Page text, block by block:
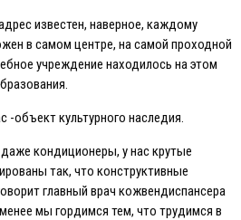
известен, наверное, каждому
в самом центре, на самой проходной
учреждение находилось на этом
-объект культурного наследия.
кондиционеры, у нас крутые
так, что конструктивные
главный врач кожвендиспансера
мы гордимся тем, что трудимся в